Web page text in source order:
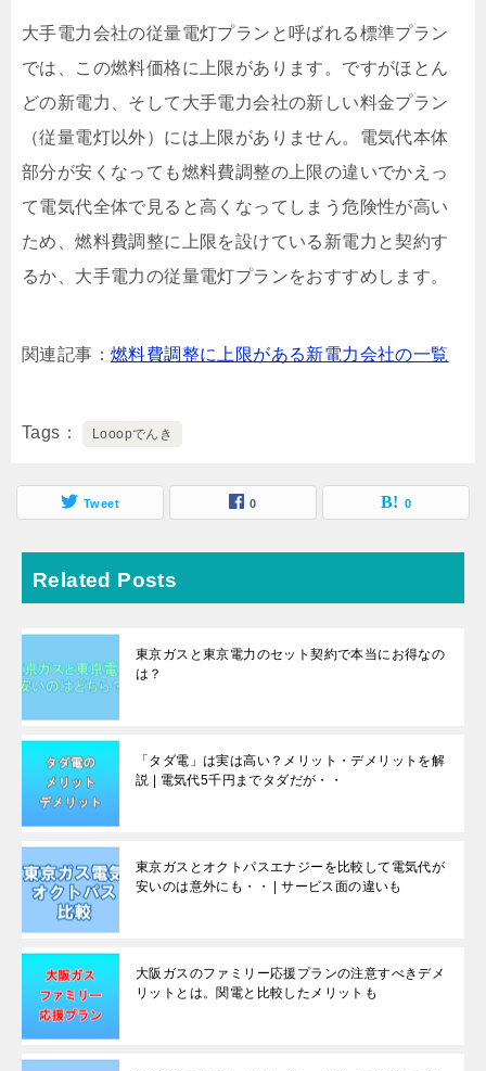
大手電力会社の従量電灯プランと呼ばれる標準プラン
では、この燃料価格に上限があります。ですがほとん
どの新電力、そして大手電力会社の新しい料金プラン
（従量電灯以外）には上限がありません。電気代本体
部分が安くなっても燃料費調整の上限の違いでかえっ
て電気代全体で見ると高くなってしまう危険性が高い
ため、燃料費調整に上限を設けている新電力と契約す
るか、大手電力の従量電灯プランをおすすめします。
関連記事： 燃料費調整に上限がある新電力会社の一覧
Tags Looopでんき
Tweet 0 0
Related Posts
東京ガスと東京電力のセット契約で本当にお得なの
は？
「タダ電」は実は高い？メリット・デメリットを解
説 | 電気代5千円までタダだが・・
東京ガスとオクトパスエナジーを比較して電気代が
安いのは意外にも・・ | サービス面の違いも
大阪ガスのファミリー応援プランの注意すべきデメ
リットとは。関電と比較したメリットも